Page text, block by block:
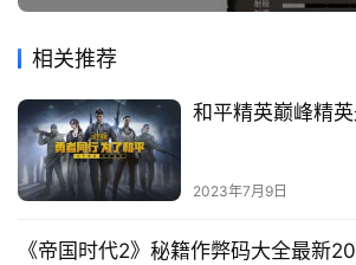
线
工
具
相关推荐
和平精英巅峰精
2023年7月9日
《帝国时代2》秘籍作弊码大全最新